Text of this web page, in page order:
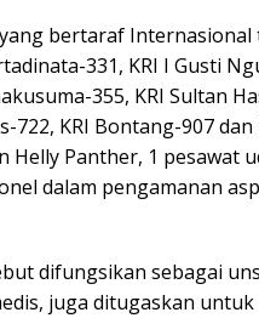
bertaraf
331, KRI I Gusti
355, KRI Sultan
722, KRI Bontang-907 dan
Helly Panther, 1 pesawat
dalam pengamanan
difungsikan sebagai
juga ditugaskan